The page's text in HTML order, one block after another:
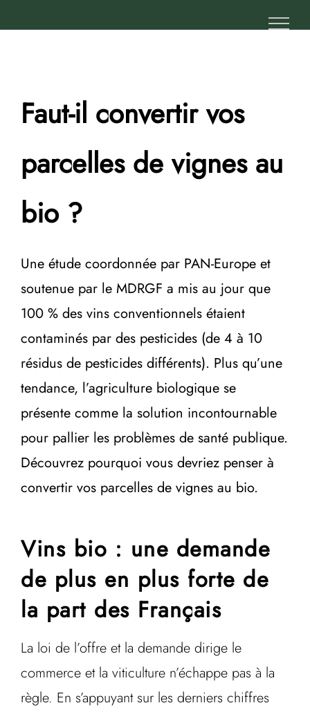
Faut-il convertir vos
parcelles de vignes au
bio ?
Une étude coordonnée par PAN-Europe et
soutenue par le MDRGF a mis au jour que
100 % des vins conventionnels étaient
contaminés par des pesticides (de 4 à 10
résidus de pesticides différents). Plus qu’une
tendance, l’agriculture biologique se
présente comme la solution incontournable
pour pallier les problèmes de santé publique.
Découvrez pourquoi vous devriez penser à
convertir vos parcelles de vignes au bio.
Vins bio : une demande
de plus en plus forte de
la part des Français
La loi de l’offre et la demande dirige le
commerce et la viticulture n’échappe pas à la
règle. En s’appuyant sur les derniers chiffres